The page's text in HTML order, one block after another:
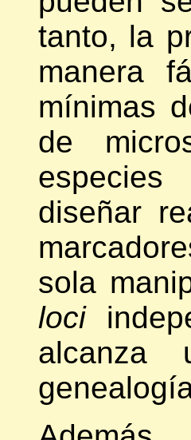
tanto, la
manera
mínimas
de
diseñar
sola
loci
alcanza